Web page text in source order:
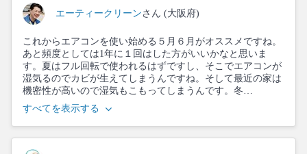
エーティークリーン さん (大阪府)
これからエアコンを使い始める５月６月がオススメですね。
あと頻度としては1年に１回はした方がいいかなと思いま
す。夏はフル回転で使われるはずですし、そこでエアコンが
湿気るのでカビが生えてしまうんですね。そして最近の家は
機密性が高いので湿気もこもってしまうんです。冬…
すべてを表示する